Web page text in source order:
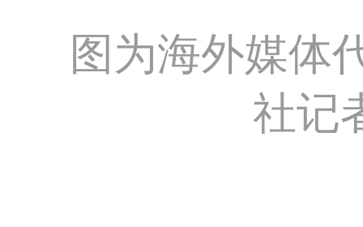
图为海外媒体
社记